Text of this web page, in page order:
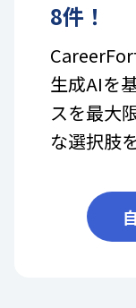
8件！
生成AIを
スを最大
な選択肢